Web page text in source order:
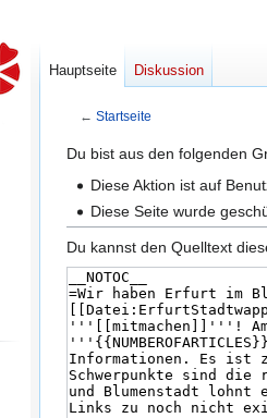
← Startseite
Zur
Navigation
Zur
Suche
Du bist aus den folgenden
Diese Aktion ist auf
Diese Seite wurde
Du kannst den Quelltext
Hauptseite Diskussion